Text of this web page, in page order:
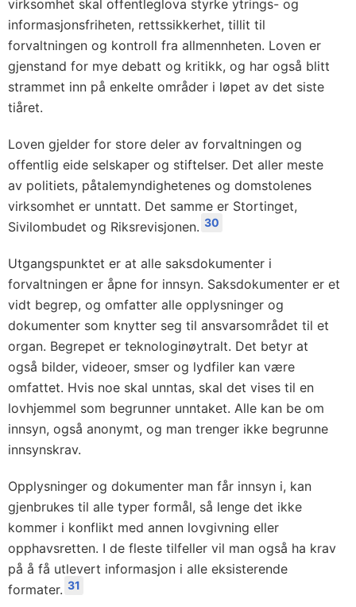
virksomhet skal offentleglova styrke ytrings- og
informasjonsfriheten, rettssikkerhet, tillit til
forvaltningen og kontroll fra allmennheten. Loven er
gjenstand for mye debatt og kritikk, og har også blitt
strammet inn på enkelte områder i løpet av det siste
tiåret.
Loven gjelder for store deler av forvaltningen og
offentlig eide selskaper og stiftelser. Det aller meste
av politiets, påtalemyndighetenes og domstolenes
virksomhet er unntatt. Det samme er Stortinget,
Sivilombudet og Riksrevisjonen. 30
Utgangspunktet er at alle saksdokumenter i
forvaltningen er åpne for innsyn. Saksdokumenter er et
vidt begrep, og omfatter alle opplysninger og
dokumenter som knytter seg til ansvarsområdet til et
organ. Begrepet er teknologinøytralt. Det betyr at
også bilder, videoer, smser og lydfiler kan være
omfattet. Hvis noe skal unntas, skal det vises til en
lovhjemmel som begrunner unntaket. Alle kan be om
innsyn, også anonymt, og man trenger ikke begrunne
innsynskrav.
Opplysninger og dokumenter man får innsyn i, kan
gjenbrukes til alle typer formål, så lenge det ikke
kommer i konflikt med annen lovgivning eller
opphavsretten. I de fleste tilfeller vil man også ha krav
på å få utlevert informasjon i alle eksisterende
formater. 31